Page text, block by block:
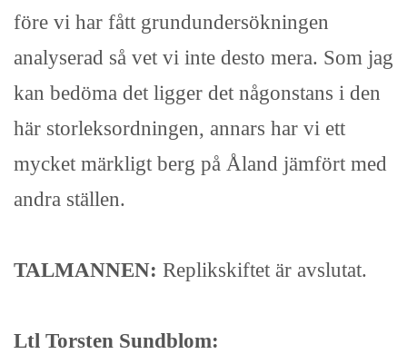
före vi har fått grundundersökningen
analyserad så vet vi inte desto mera. Som jag
kan bedöma det ligger det någonstans i den
här storleksordningen, annars har vi ett
mycket märkligt berg på Åland jämfört med
andra ställen.
TALMANNEN: Replikskiftet är avslutat.
Ltl Torsten Sundblom: